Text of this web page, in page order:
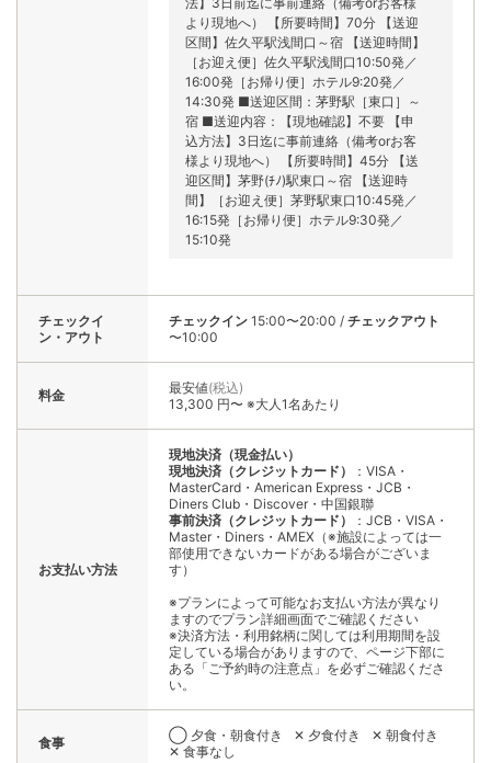
より現地へ） 【所要時間】70分 【送迎
区間】佐久平駅浅間口～宿 【送迎時間】
［お迎え便］佐久平駅浅間口10:50発／
16:00発［お帰り便］ホテル9:20発／
14:30発 ■送迎区間：茅野駅［東口］～
宿 ■送迎内容：【現地確認】不要 【申
込方法】3日迄に事前連絡（備考orお客
様より現地へ） 【所要時間】45分 【送
迎区間】茅野(ﾁﾉ)駅東口～宿 【送迎時
間】［お迎え便］茅野駅東口10:45発／
16:15発［お帰り便］ホテル9:30発／
15:10発
チェックイ
ン・アウト
チェックイン 15:00〜20:00 / チェックアウト
〜10:00
料金 最安値(税込)
13,300 円〜 ※大人1名あたり
お支払い方法
現地決済（現金払い）
現地決済（クレジットカード）
：VISA・
MasterCard・American Express・JCB・
Diners Club・Discover・中国銀聯
事前決済（クレジットカード）
：JCB・VISA・
Master・Diners・AMEX（※施設によっては一
部使用できないカードがある場合がございま
す）
※プランによって可能なお支払い方法が異なり
ますのでプラン詳細画面でご確認ください
※決済方法・利用銘柄に関しては利用期間を設
定している場合がありますので、ページ下部に
ある「ご予約時の注意点」を必ずご確認くださ
い。
食事 ◯ 夕食・朝食付き ✕ 夕食付き
✕ 朝食付き
✕ 食事なし